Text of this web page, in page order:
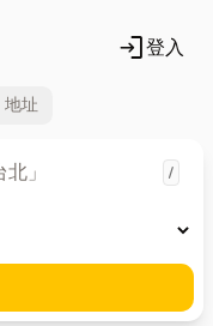
login登入
地址
/